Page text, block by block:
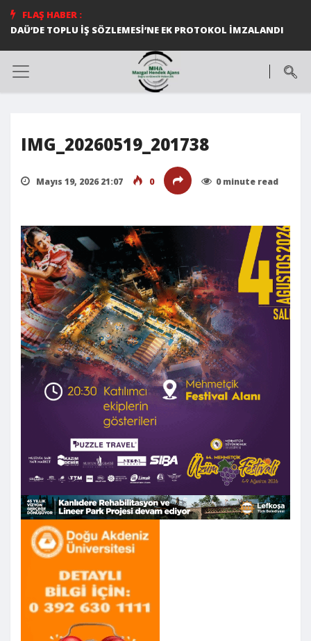
FLAŞ HABER :
DAÜ’DE TOPLU İŞ SÖZLEMESİ’NE EK PROTOKOL İMZALANDI
IMG_20260519_201738
Mayıs 19, 2026 21:07 0 0 minute read